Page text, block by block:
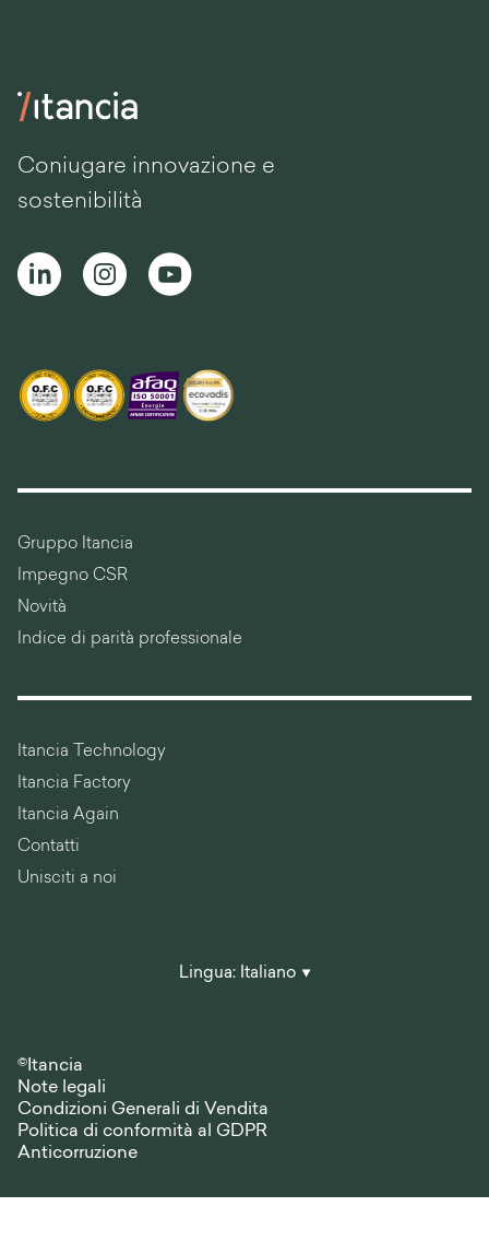
Coniugare innovazione e
sostenibilità
Gruppo Itancia
Impegno CSR
Novità
Indice di parità professionale
Itancia Technology
Itancia Factory
Itancia Again
Contatti
Unisciti a noi
Lingua: Italiano
©Itancia
Note legali
Condizioni Generali di Vendita
Politica di conformità al GDPR
Anticorruzione